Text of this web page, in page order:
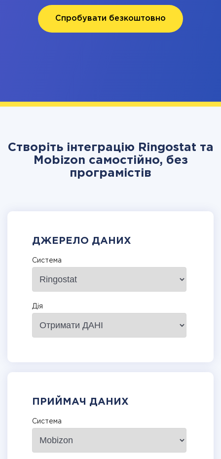
Спробувати безкоштовно
Створіть інтеграцію Ringostat та
Mobizon самостійно, без
програмістів
ДЖЕРЕЛО ДАНИХ
Система
Дія
ПРИЙМАЧ ДАНИХ
Система